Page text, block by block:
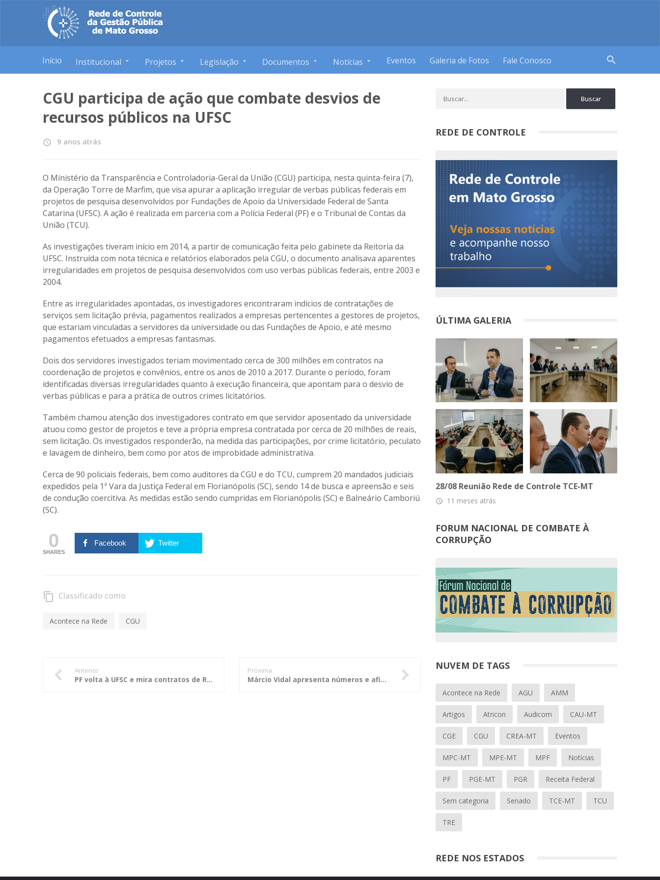
Início Institucional Projetos Legislação Documentos Notícias Eventos Galeria de Fotos Fale Conosco search
CGU participa de ação que combate desvios de
recursos públicos na UFSC
access_time 9 anos atrás
O Ministério da Transparência e Controladoria-Geral da União (CGU) participa, nesta quinta-feira (7),
da Operação Torre de Marfim, que visa apurar a aplicação irregular de verbas públicas federais em
projetos de pesquisa desenvolvidos por Fundações de Apoio da Universidade Federal de Santa
Catarina (UFSC). A ação é realizada em parceria com a Polícia Federal (PF) e o Tribunal de Contas da
União (TCU).
As investigações tiveram início em 2014, a partir de comunicação feita pelo gabinete da Reitoria da
UFSC. Instruída com nota técnica e relatórios elaborados pela CGU, o documento analisava aparentes
irregularidades em projetos de pesquisa desenvolvidos com uso verbas públicas federais, entre 2003 e
2004.
Entre as irregularidades apontadas, os investigadores encontraram indícios de contratações de
serviços sem licitação prévia, pagamentos realizados a empresas pertencentes a gestores de projetos,
que estariam vinculadas a servidores da universidade ou das Fundações de Apoio, e até mesmo
pagamentos efetuados a empresas fantasmas.
Dois dos servidores investigados teriam movimentado cerca de 300 milhões em contratos na
coordenação de projetos e convênios, entre os anos de 2010 a 2017. Durante o período, foram
identificadas diversas irregularidades quanto à execução financeira, que apontam para o desvio de
verbas públicas e para a prática de outros crimes licitatórios.
Também chamou atenção dos investigadores contrato em que servidor aposentado da universidade
atuou como gestor de projetos e teve a própria empresa contratada por cerca de 20 milhões de reais,
sem licitação. Os investigados responderão, na medida das participações, por crime licitatório, peculato
e lavagem de dinheiro, bem como por atos de improbidade administrativa.
Cerca de 90 policiais federais, bem como auditores da CGU e do TCU, cumprem 20 mandados judiciais
expedidos pela 1ª Vara da Justiça Federal em Florianópolis (SC), sendo 14 de busca e apreensão e seis
de condução coercitiva. As medidas estão sendo cumpridas em Florianópolis (SC) e Balneário Camboriú
(SC).
0
SHARES
Facebook Twitter
content_copy Classificado como
Acontece na Rede CGU
Anterior
PF volta à UFSC e mira contratos de R$ 300 mi
Próxima
Márcio Vidal apresenta números e afirma: a corrupção atingiu patamar insuportável no Brasil
REDE DE CONTROLE
ÚLTIMA GALERIA
28/08 Reunião Rede de Controle TCE-MT
access_time 11 meses atrás
FORUM NACIONAL DE COMBATE À
CORRUPÇÃO
NUVEM DE TAGS
Acontece na Rede AGU AMM
Artigos Atricon Audicom CAU-MT
CGE CGU CREA-MT Eventos
MPC-MT MPE-MT MPF Notícias
PF PGE-MT PGR Receita Federal
Sem categoria Senado TCE-MT TCU
TRE
REDE NOS ESTADOS